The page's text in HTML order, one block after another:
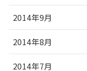
2014年9月
2014年8月
2014年7月